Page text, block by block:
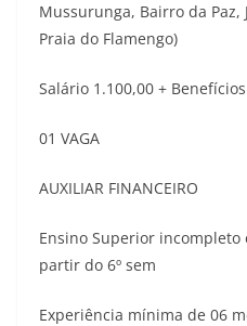
Mussurunga, Bairro da
Praia do Flamengo)
Salário 1.100,00 + Benefícios
01 VAGA
AUXILIAR FINANCEIRO
Ensino Superior incompleto
partir do 6º sem
Experiência mínima de 06